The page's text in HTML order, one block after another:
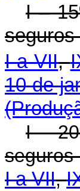
I –
I a VII,
10 de
I -
I a VII,